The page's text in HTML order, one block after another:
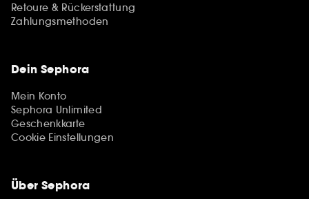
Retoure & Rückerstattung
Zahlungsmethoden
Dein Sephora
Mein Konto
Sephora Unlimited
Geschenkkarte
Cookie Einstellungen
Über Sephora